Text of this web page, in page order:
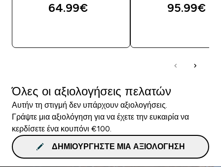
64.99€‎ 95.99€‎
Όλες οι αξιολογήσεις πελατών
Αυτήν τη στιγμή δεν υπάρχουν αξιολογήσεις.
Γράψτε μια αξιολόγηση για να έχετε την ευκαιρία να
κερδίσετε ένα κουπόνι €100.
ΔΗΜΙΟΥΡΓΉΣΤΕ ΜΙΑ ΑΞΙΟΛΌΓΗΣΗ